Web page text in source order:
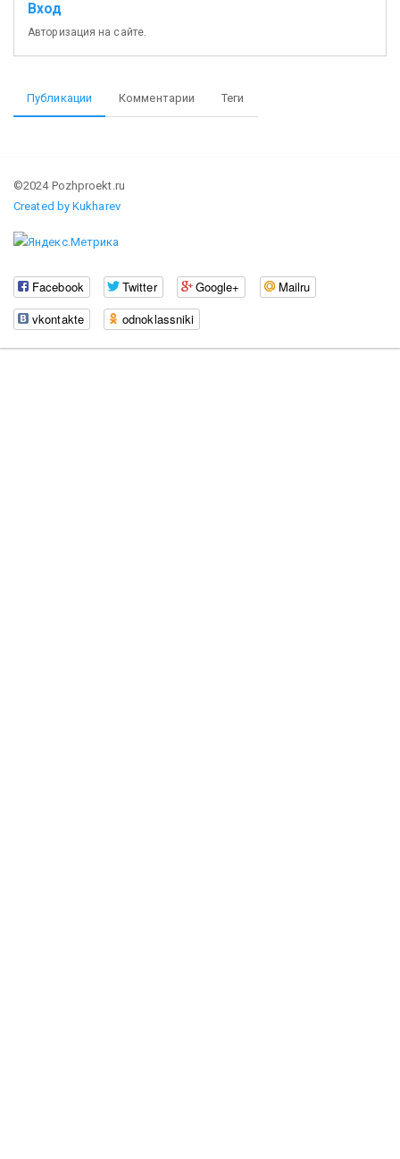
Вход
Авторизация на сайте.
Публикации Комментарии Теги
©2024 Pozhproekt.ru
Created by Kukharev
Facebook Twitter Google+
Mailru
vkontakte
odnoklassniki